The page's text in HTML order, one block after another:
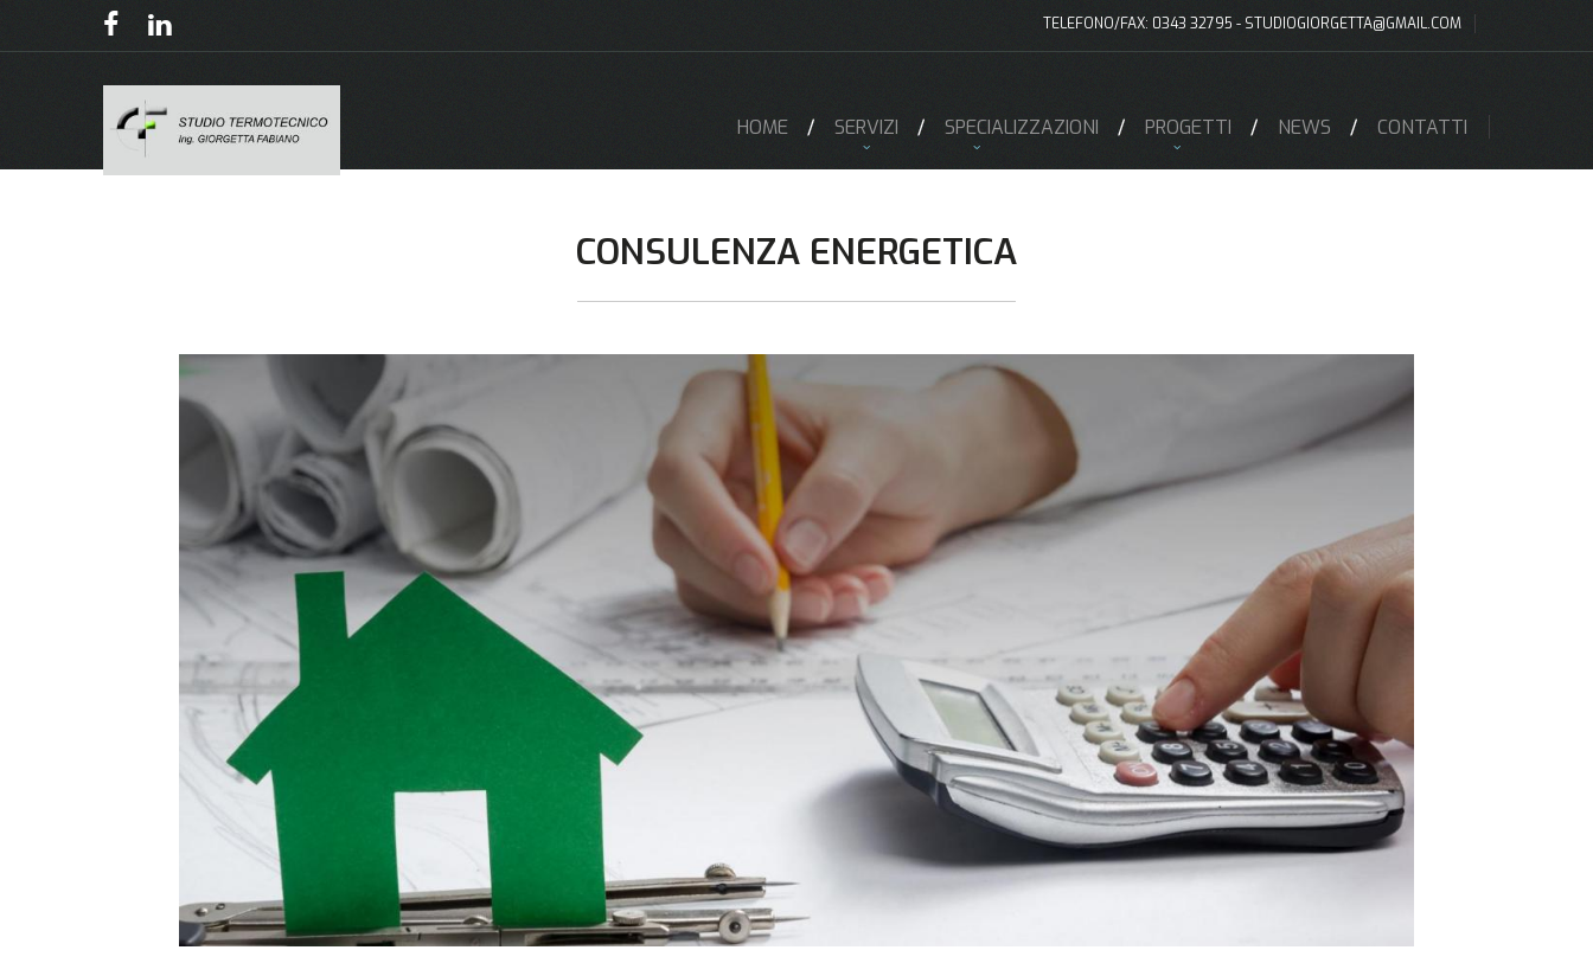
TELEFONO/FAX: 0343 32795 - STUDIOGIORGETTA@GMAIL.COM
HOME SERVIZI SPECIALIZZAZIONI PROGETTI NEWS CONTATTI
CONSULENZA ENERGETICA